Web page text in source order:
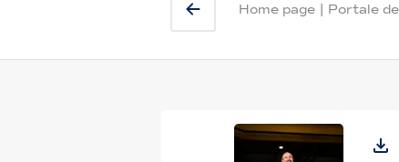
Home page Portale